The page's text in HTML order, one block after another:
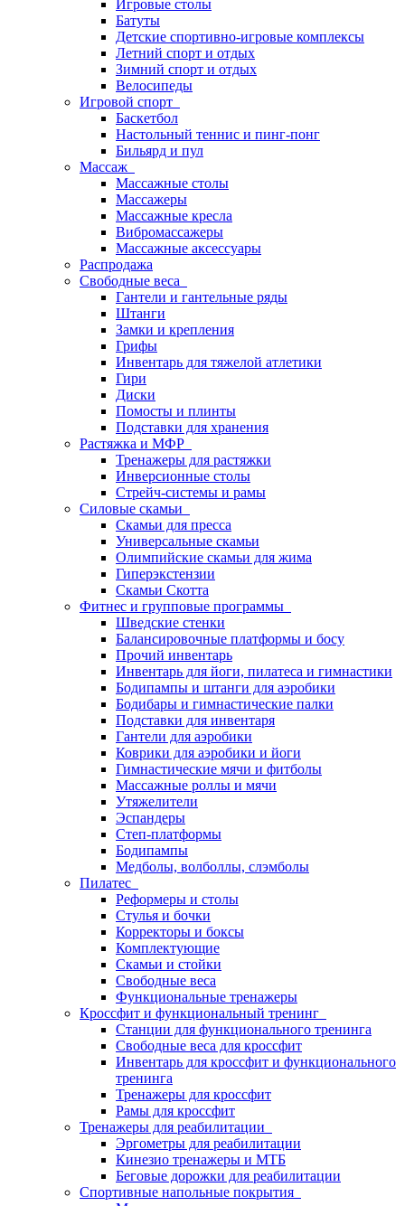
Игровые столы
Батуты
Детские спортивно-игровые комплексы
Летний спорт и отдых
Зимний спорт и отдых
Велосипеды
Игровой спорт
Баскетбол
Настольный теннис и пинг-понг
Бильярд и пул
Массаж
Массажные столы
Массажеры
Массажные кресла
Вибромассажеры
Массажные аксессуары
Распродажа
Свободные веса
Гантели и гантельные ряды
Штанги
Замки и крепления
Грифы
Инвентарь для тяжелой атлетики
Гири
Диски
Помосты и плинты
Подставки для хранения
Растяжка и МФР
Тренажеры для растяжки
Инверсионные столы
Стрейч-системы и рамы
Силовые скамьи
Скамьи для пресса
Универсальные скамьи
Олимпийские скамьи для жима
Гиперэкстензии
Скамьи Скотта
Фитнес и групповые программы
Шведские стенки
Балансировочные платформы и босу
Прочий инвентарь
Инвентарь для йоги, пилатеса и гимнастики
Бодипампы и штанги для аэробики
Бодибары и гимнастические палки
Подставки для инвентаря
Гантели для аэробики
Коврики для аэробики и йоги
Гимнастические мячи и фитболы
Массажные роллы и мячи
Утяжелители
Эспандеры
Степ-платформы
Бодипампы
Медболы, волболлы, слэмболы
Пилатес
Реформеры и столы
Стулья и бочки
Корректоры и боксы
Комплектующие
Скамьи и стойки
Свободные веса
Функциональные тренажеры
Кроссфит и функциональный тренинг
Станции для функционального тренинга
Свободные веса для кроссфит
Инвентарь для кроссфит и функционального
тренинга
Тренажеры для кроссфит
Рамы для кроссфит
Тренажеры для реабилитации
Эргометры для реабилитации
Кинезио тренажеры и МТБ
Беговые дорожки для реабилитации
Спортивные напольные покрытия